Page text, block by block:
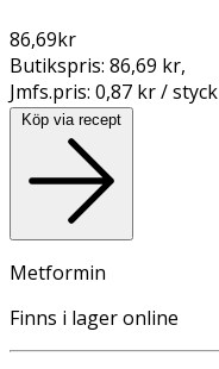
86,69kr
Butikspris: 86,69 kr,
Jmfs.pris: 0,87 kr / styck
Köp via recept
Metformin
Finns i lager online